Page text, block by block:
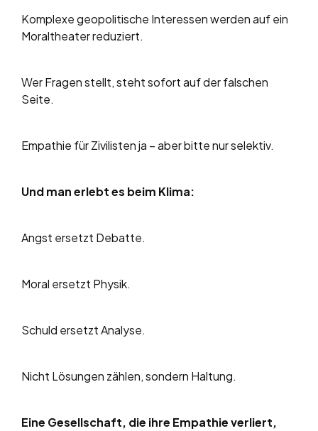
Komplexe geopolitische Interessen werden auf ein
Moraltheater reduziert.
Wer Fragen stellt, steht sofort auf der falschen
Seite.
Empathie für Zivilisten ja – aber bitte nur selektiv.
Und man erlebt es beim Klima:
Angst ersetzt Debatte.
Moral ersetzt Physik.
Schuld ersetzt Analyse.
Nicht Lösungen zählen, sondern Haltung.
Eine Gesellschaft, die ihre Empathie verliert,